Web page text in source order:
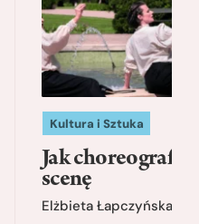
Kultura i Sztuka
Jak
scenę
Elżbieta Łapczyńska